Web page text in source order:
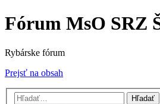
Fórum MsO SRZ
Rybárske fórum
Prejsť na obsah
Hľadať